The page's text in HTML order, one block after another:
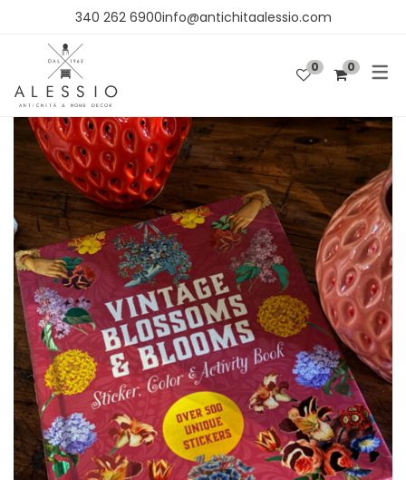
SHOP
OGGETTISTICA
ARREDO
TESSUTI E CARTA DA PARATI
340 262 6900info@antichitaalessio.com
0 0